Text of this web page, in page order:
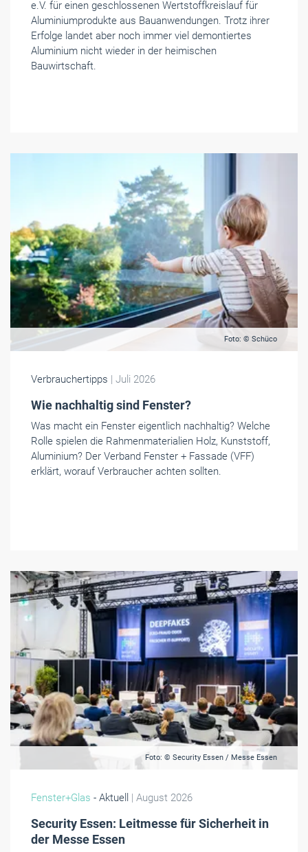
e.V. für einen geschlossenen Wertstoffkreislauf für
Aluminiumprodukte aus Bauanwendungen. Trotz ihrer
Erfolge landet aber noch immer viel demontiertes
Aluminium nicht wieder in der heimischen
Bauwirtschaft.
Foto: © Schüco
Verbrauchertipps | Juli 2026
Wie nachhaltig sind Fenster?
Was macht ein Fenster eigentlich nachhaltig? Welche
Rolle spielen die Rahmenmaterialien Holz, Kunststoff,
Aluminium? Der Verband Fenster + Fassade (VFF)
erklärt, worauf Verbraucher achten sollten.
Foto: © Security Essen / Messe Essen
Fenster+Glas - Aktuell | August 2026
Security Essen: Leitmesse für Sicherheit in
der Messe Essen